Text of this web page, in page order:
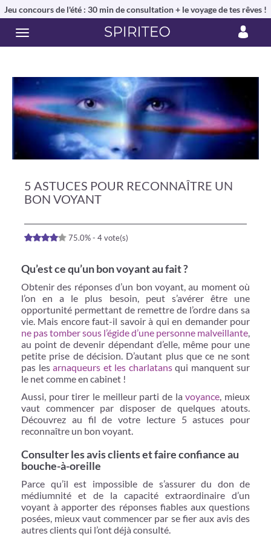
Jeu concours de l'été : 30 min de consultation + le voyage de tes rêves !
5 ASTUCES POUR RECONNAÎTRE UN
BON VOYANT
75.0% - 4 vote(s)
Qu’est ce qu’un bon voyant au fait ?
Obtenir des réponses d’un bon voyant, au moment où
l’on en a le plus besoin, peut s’avérer être une
opportunité permettant de remettre de l’ordre dans sa
vie. Mais encore faut-il savoir à qui en demander pour
ne pas tomber sous l’égide d’une personne malveillante,
au point de devenir dépendant d’elle, même pour une
petite prise de décision. D’autant plus que ce ne sont
pas les arnaqueurs et les charlatansqui manquent sur
le net comme en cabinet !
Aussi, pour tirer le meilleur parti de lavoyance, mieux
vaut commencer par disposer de quelques atouts.
Découvrez au fil de votre lecture 5 astuces pour
reconnaître un bon voyant.
Consulter les avis clients et faire confiance au
bouche-à-oreille
Parce qu’il est impossible de s’assurer du don de
médiumnité et de la capacité extraordinaire d’un
voyant à apporter des réponses fiables aux questions
posées, mieux vaut commencer par se fier aux avis des
autres clients qui l’ont déjà consulté.